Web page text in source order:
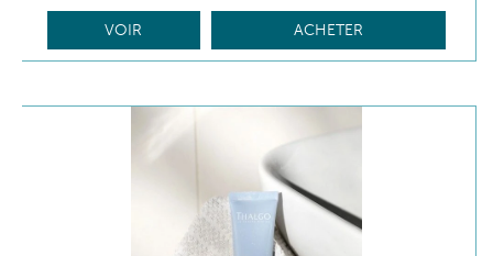
VOIR ACHETER